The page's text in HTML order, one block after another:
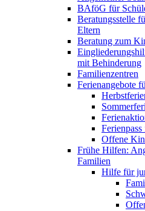
BAföG für
Beratungsstelle
Eltern
Beratung zum
mit Behinderung
Familienzentren
Ferienangebote
Offene
Frühe Hilfen:
Familien
Hilfe für